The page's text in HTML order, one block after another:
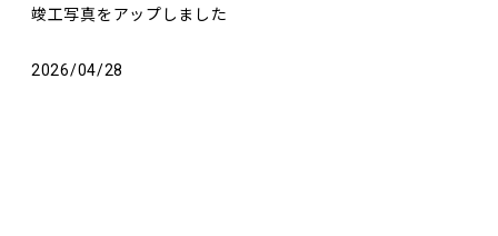
竣工写真をアップしました
2026/04/28